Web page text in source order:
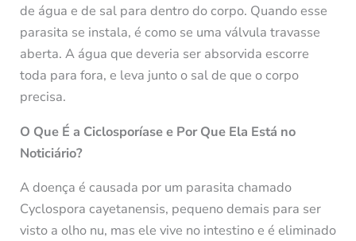
de água e de sal para dentro do corpo. Quando esse
parasita se instala, é como se uma válvula travasse
aberta. A água que deveria ser absorvida escorre
toda para fora, e leva junto o sal de que o corpo
precisa.
O Que É a Ciclosporíase e Por Que Ela Está no
Noticiário?
A doença é causada por um parasita chamado
Cyclospora cayetanensis, pequeno demais para ser
visto a olho nu, mas ele vive no intestino e é eliminado